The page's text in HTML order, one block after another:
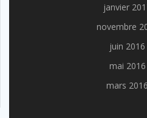
janvier
novembre
juin 2016
mai 2016
mars 2016